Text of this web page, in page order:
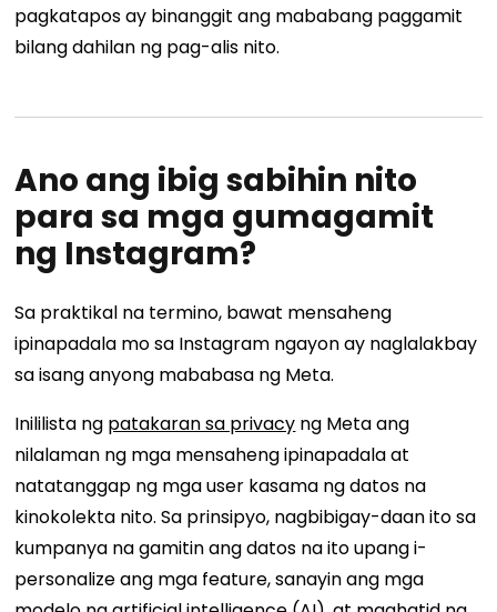
pagkatapos ay binanggit ang mababang paggamit
bilang dahilan ng pag-alis nito.
Ano ang ibig sabihin nito
para sa mga gumagamit
ng Instagram?
Sa praktikal na termino, bawat mensaheng
ipinapadala mo sa Instagram ngayon ay naglalakbay
sa isang anyong mababasa ng Meta.
Inililista ng patakaran sa privacy ng Meta ang
nilalaman ng mga mensaheng ipinapadala at
natatanggap ng mga user kasama ng datos na
kinokolekta nito. Sa prinsipyo, nagbibigay-daan ito sa
kumpanya na gamitin ang datos na ito upang i-
personalize ang mga feature, sanayin ang mga